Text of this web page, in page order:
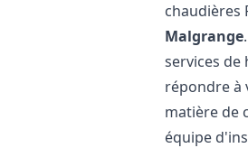
chaudières
Malgrange
services
répondre à
matière de
équipe